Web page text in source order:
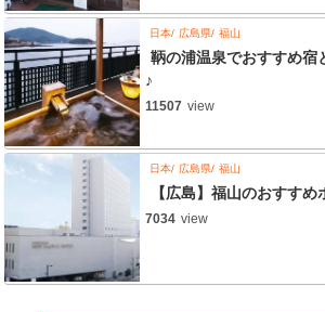
日本 広島県 福山
鞆の浦温泉でおすすめ宿
♪
11507 view
日本 広島県 福山
【広島】福山のおすすめ
7034 view